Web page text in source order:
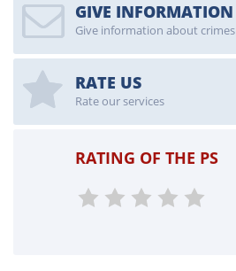
GIVE INFORMATION
Give information about crimes
RATE US
Rate our services
RATING OF THE PS